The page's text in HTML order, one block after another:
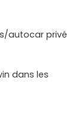
autocar privé
dans les